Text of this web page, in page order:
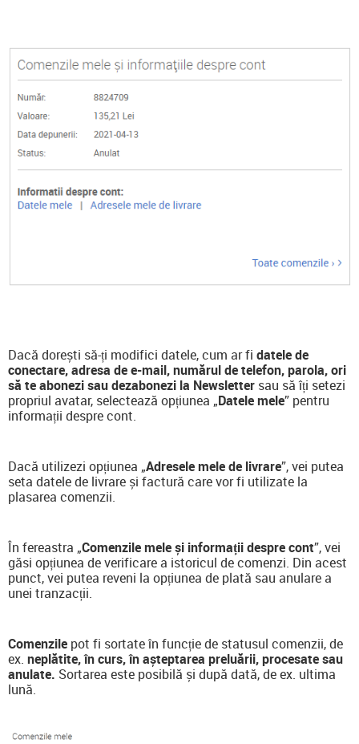
Dacă dorești să-ți modifici datele, cum ar fi datele de
conectare, adresa de e-mail, numărul de telefon, parola, ori
să te abonezi sau dezabonezi la Newsletter sau să îți setezi
propriul avatar, selectează opțiunea „Datele mele” pentru
informații despre cont.
Dacă utilizezi opțiunea „Adresele mele de livrare”, vei putea
seta datele de livrare și factură care vor fi utilizate la
plasarea comenzii.
În fereastra „Comenzile mele și informații despre cont”, vei
găsi opțiunea de verificare a istoricul de comenzi. Din acest
punct, vei putea reveni la opțiunea de plată sau anulare a
unei tranzacții.
Comenzile pot fi sortate în funcție de statusul comenzii, de
ex. neplătite, în curs, în așteptarea preluării, procesate sau
anulate. Sortarea este posibilă și după dată, de ex. ultima
lună.